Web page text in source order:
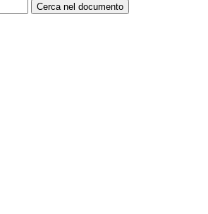
Cerca nel documento